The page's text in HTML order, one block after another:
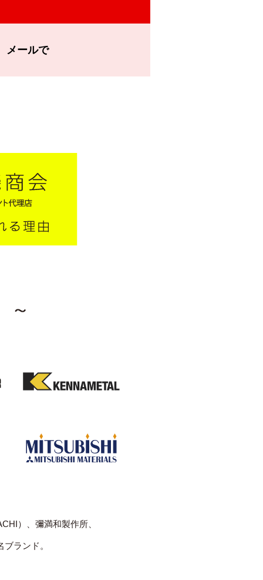
メールで
）、彌満和製作所、
ランド。